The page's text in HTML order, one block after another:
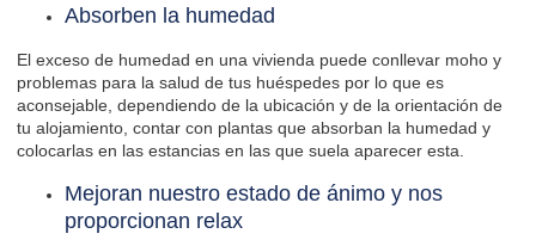
Absorben la humedad
El exceso de humedad en una vivienda puede conllevar moho y
problemas para la salud de tus huéspedes por lo que es
aconsejable, dependiendo de la ubicación y de la orientación de
tu alojamiento, contar con plantas que absorban la humedad y
colocarlas en las estancias en las que suela aparecer esta.
Mejoran nuestro estado de ánimo y nos
proporcionan relax